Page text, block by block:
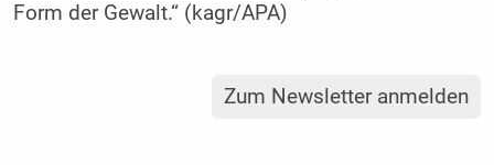
Form der Gewalt.“ (kagr/APA)
Zum Newsletter anmelden